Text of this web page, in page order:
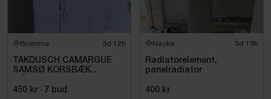
Bromma 3d 12h
TAKDUSCH CAMARGUE
SAMSØ KORSBÆK
450 kr · 7 bud
Nacka 3d 15h
Radiatorelement,
panelradiator
400 kr